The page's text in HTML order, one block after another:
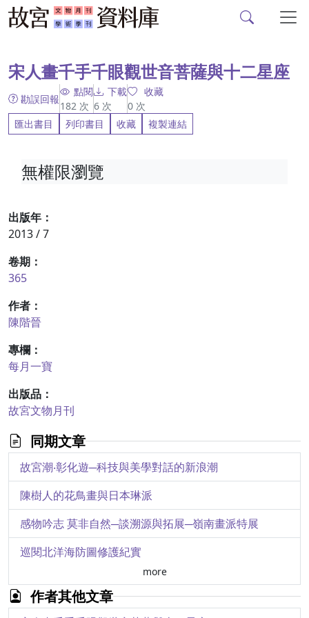
宋人畫千手千眼觀世音菩薩與十二星座
勘誤回報
點閱
182 次
下載
6 次
收藏
0 次
匯出書目
列印書目 收藏 複製連結
出版年：
2013 / 7
卷期：
365
作者：
陳階晉
專欄：
每月一寶
出版品：
故宮文物月刊
同期文章
故宮潮‧彰化遊─科技與美學對話的新浪潮
陳樹人的花鳥畫與日本琳派
感物吟志 莫非自然─談溯源與拓展─嶺南畫派特展
巡閱北洋海防圖修護紀實
渤澥乘風─醇親王海軍大閱典與巡閱北洋海防圖
從亡命到歸降─朱濆、朱渥海盜集團的起落
more
作者其他文章
無權限瀏覽